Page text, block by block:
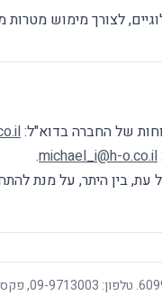
לצורך מימוש מטרות
של החברה בדוא"ל:
michael_i@h-o.co.il
.
בין היתר, על מנת